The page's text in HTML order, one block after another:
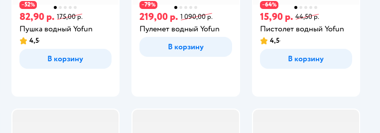
−52%
82,90 р. 175,00 р.
Пушка водный Yofun
4,5
В корзину
−79%
219,00 р. 1 090,00 р.
Пулемет водный Yofun
В корзину
−64%
15,90 р. 44,50 р.
Пистолет водный Yofun
4,5
В корзину